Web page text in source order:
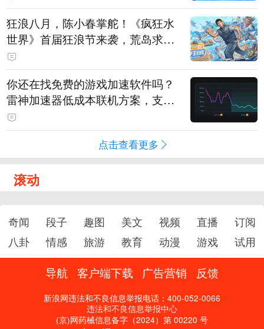
狂浪八月，陈小春掌舵！《疯狂水
世界》首届狂浪节来袭，荒岛求生
直播即将开启
你还在找免费的游戏加速软件吗？
雷神加速器低成本联机方案，支持
免费试用
点击查看更多
滚动
奇闻 段子 趣图 美文 视频 直播
订阅
八卦
情感 旅游 教育 动漫 游戏 试用
导航 客户端下载 广告营销 反馈
新浪网违法和不良信息举报电话：400-052-0066
违法和不良信息举报中心
(京)网药械信息备字（2024）第 00220 号